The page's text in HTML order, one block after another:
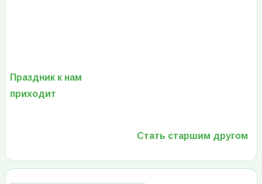
Праздник к нам
приходит
Стать старшим другом